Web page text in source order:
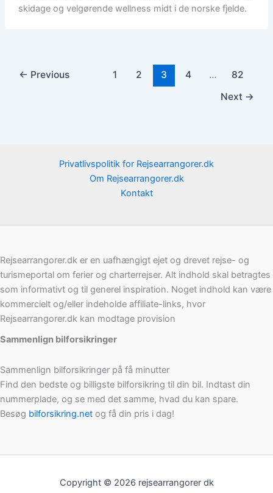
skidage og velgørende wellness midt i de norske fjelde.
← Previous 1 2 3 4 …
82
Next →
Privatlivspolitik for Rejsearrangorer.dk
Om Rejsearrangorer.dk
Kontakt
Rejsearrangorer.dk er en uafhængigt ejet og drevet rejse- og
turismeportal om ferier og charterrejser. Alt indhold skal betragtes
som informativt og til generel inspiration. Noget indhold kan være
kommercielt og/eller indeholde affiliate-links, hvor
Rejsearrangorer.dk kan modtage provision
Sammenlign bilforsikringer
Sammenlign bilforsikringer på få minutter
Find den bedste og billigste bilforsikring til din bil. Indtast din
nummerplade, og se med det samme, hvad du kan spare.
Besøg bilforsikring.net og få din pris i dag!
Copyright © 2026 rejsearrangorer dk